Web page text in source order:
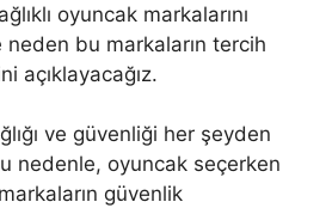
oyuncak markalarını
neden bu markaların tercih
açıklayacağız.
ve güvenliği her şeyden
nedenle, oyuncak seçerken
güvenlik